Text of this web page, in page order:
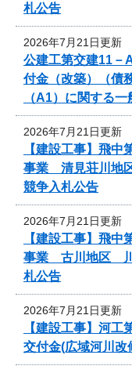
札公告
2026年7月21日更新
公建工第交建11
付金（改築）（債
（A1）に関する
2026年7月21日更新
【建設工事】飛
事業 清見荘川地
競争入札公告
2026年7月21日更新
【建設工事】飛
事業 古川地区 川
札公告
2026年7月21日更新
【建設工事】河
交付金(広域河川